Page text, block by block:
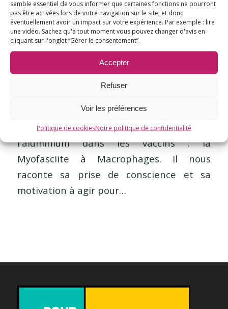
semble essentiel de vous informer que certaines fonctions ne pourront
pas être activées lors de votre navigation sur le site, et donc
éventuellement avoir un impact sur votre expérience. Par exemple : lire
une vidéo. Sachez qu'à tout moment vous pouvez changer d'avis en
cliquant sur l'onglet “Gérer le consentement”.
Accepter
Refuser
Voir les préférences
Politique de cookiesNotre politique de confidentialité
« Je suis confronté au
déclin de ma femme et
je ne peux rien y faire »
Les articles de la rédaction
E3M
Marc est le conjoint de Valérie, qui est
atteinte d'une maladie causée par
l'aluminium dans les vaccins : la
Myofasciite à Macrophages. Il nous
raconte sa prise de conscience et sa
motivation à agir pour…